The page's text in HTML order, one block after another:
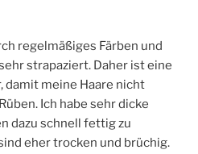
regelmäßiges Färben und
strapaziert. Daher ist eine
damit meine Haare nicht
Ich habe sehr dicke
dazu schnell fettig zu
eher trocken und brüchig.